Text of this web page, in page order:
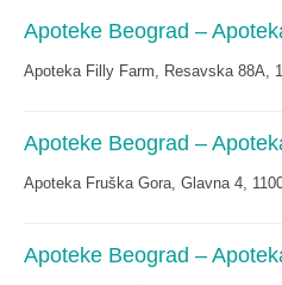
Apoteke Beograd –
Apoteka Filly Farm, Resavska 88A,
Apoteke Beograd –
Apoteka Fruška Gora, Glavna 4,
Apoteke Beograd –